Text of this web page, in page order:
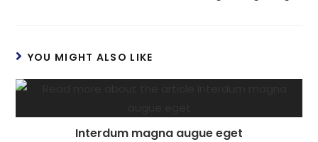
YOU MIGHT ALSO LIKE
Interdum magna augue eget